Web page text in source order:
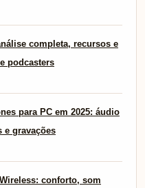
completa, recursos e
podcasters
para PC em 2025: áudio
e gravações
conforto, som